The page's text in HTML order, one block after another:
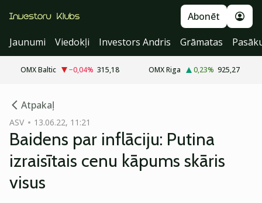
Abonēt
Jaunumi
Viedokļi Investors Andris Grāmatas
OMX Baltic −0,04% 315,18 OMX Riga 0,23% 925,27
Atpakaļ
ASV 13.06.22, 11:21
Baidens par inflāciju: Putina
izraisītais cenu kāpums skāris
visus